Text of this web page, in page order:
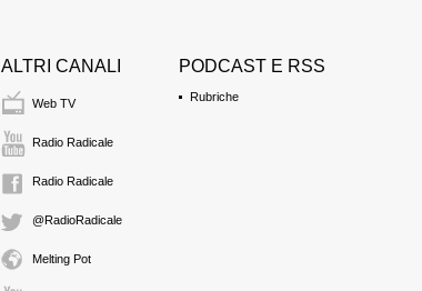
12:02 Durata: 40 min
ALTRI CANALI
Web TV
Radio Radicale
Radio Radicale
@RadioRadicale
Melting Pot
PODCAST E RSS
Rubriche